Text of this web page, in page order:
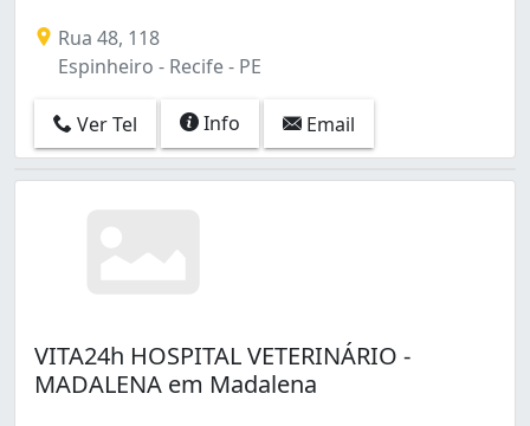
Rua 48, 118
Espinheiro - Recife - PE
Ver Tel Info Email
VITA24h HOSPITAL VETERINÁRIO -
MADALENA em Madalena